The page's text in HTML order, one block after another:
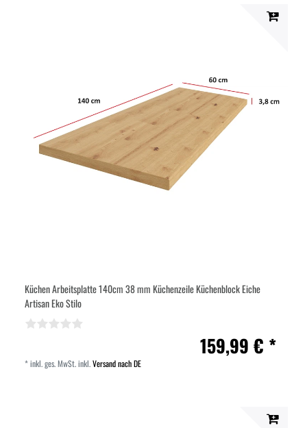
Küchen Arbeitsplatte 140cm 38 mm Küchenzeile Küchenblock Eiche
Artisan Eko Stilo
159,99 € *
*inkl. ges. MwSt.inkl.Versand nach DE